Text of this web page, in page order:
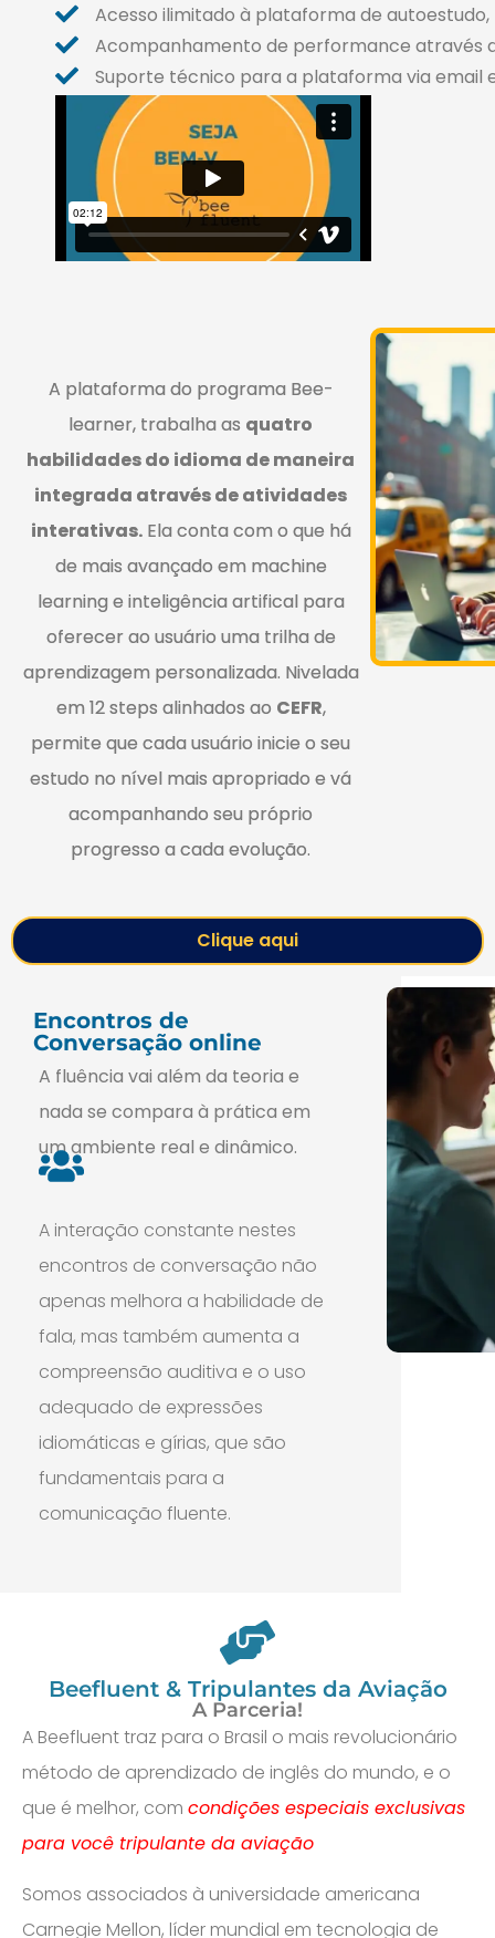
Acesso ilimitado à plataforma de autoestudo,
Acompanhamento de performance através
Suporte técnico para a plataforma via email
A plataforma do programa Bee-
learner, trabalha as quatro
habilidades do idioma de maneira
integrada através de atividades
interativas.Ela conta com o que há
de mais avançado em machine
learning e inteligência artifical para
oferecer ao usuário uma trilha de
aprendizagem personalizada. Nivelada
em 12 steps alinhados ao CEFR,
permite que cada usuário inicie o seu
estudo no nível mais apropriado e vá
acompanhando seu próprio
progresso a cada evolução.
Clique aqui
Encontros de
Conversação online
A fluência vai além da teoria e
nada se compara à prática em
um ambiente real e dinâmico.
A interação constante nestes
encontros de conversação não
apenas melhora a habilidade de
fala, mas também aumenta a
compreensão auditiva e o uso
adequado de expressões
idiomáticas e gírias, que são
fundamentais para a
comunicação fluente.
Beefluent & Tripulantes da Aviação
A Parceria!
A Beefluent traz para o Brasil o mais revolucionário
método de aprendizado de inglês do mundo, e o
que é melhor, com condições especiais exclusivas
para você tripulante da aviação
Somos associados à universidade americana
Carnegie Mellon, líder mundial em tecnologia de